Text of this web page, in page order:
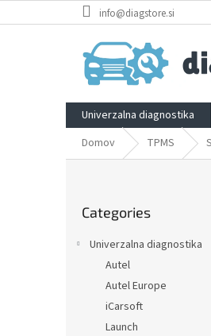
to
info@diagstore.si
Univerzalna diagnostika
Domov
TPMS
categories
Categories
Univerzalna diagnostika
Autel
Autel Europe
iCarsoft
Launch